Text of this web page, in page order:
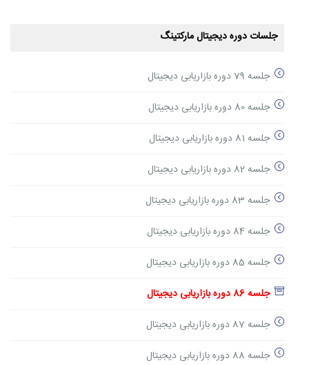
جلسات دوره دیجیتال مارکتینگ
جلسه 79 دوره بازاریابی دیجیتال
جلسه 80 دوره بازاریابی دیجیتال
جلسه 81 دوره بازاریابی دیجیتال
جلسه 82 دوره بازاریابی دیجیتال
جلسه 83 دوره بازاریابی دیجیتال
جلسه 84 دوره بازاریابی دیجیتال
جلسه 85 دوره بازاریابی دیجیتال
جلسه 86 دوره بازاریابی دیجیتال
جلسه 87 دوره بازاریابی دیجیتال
جلسه 88 دوره بازاریابی دیجیتال